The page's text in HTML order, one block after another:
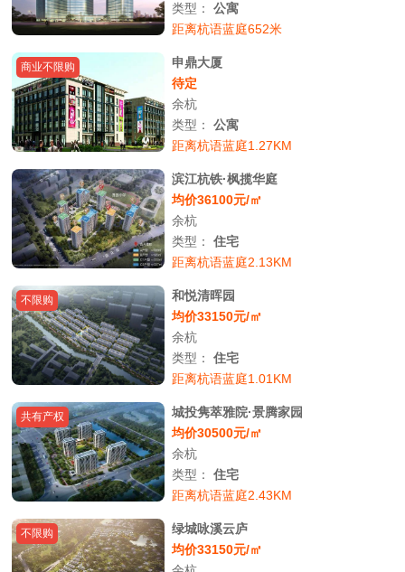
类型：公寓
距离杭语蓝庭652米
商业不限购
申鼎大厦
待定
余杭
类型：公寓
距离杭语蓝庭1.27KM
滨江杭铁·枫揽华庭
均价36100元/㎡
余杭
类型：住宅
距离杭语蓝庭2.13KM
不限购
和悦清晖园
均价33150元/㎡
余杭
类型：住宅
距离杭语蓝庭1.01KM
共有产权
城投隽萃雅院·景腾家园
均价30500元/㎡
余杭
类型：住宅
距离杭语蓝庭2.43KM
不限购
绿城咏溪云庐
均价33150元/㎡